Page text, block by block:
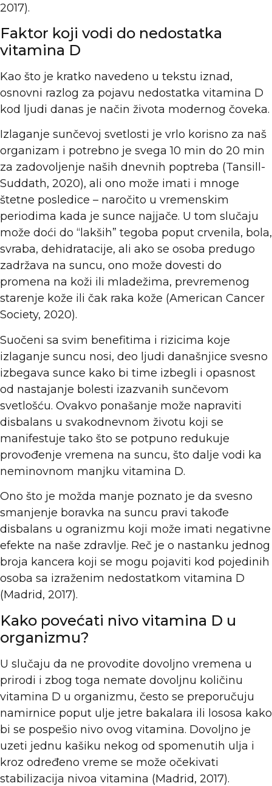
2017).
Faktor koji vodi do nedostatka
vitamina D
Kao što je kratko navedeno u tekstu iznad,
osnovni razlog za pojavu nedostatka vitamina D
kod ljudi danas je način života modernog čoveka.
Izlaganje sunčevoj svetlosti je vrlo korisno za naš
organizam i potrebno je svega 10 min do 20 min
za zadovoljenje naših dnevnih poptreba (Tansill-
Suddath, 2020), ali ono može imati i mnoge
štetne posledice – naročito u vremenskim
periodima kada je sunce najjače. U tom slučaju
može doći do “lakših” tegoba poput crvenila, bola,
svraba, dehidratacije, ali ako se osoba predugo
zadržava na suncu, ono može dovesti do
promena na koži ili mladežima, prevremenog
starenje kože ili čak raka kože (American Cancer
Society, 2020).
Suočeni sa svim benefitima i rizicima koje
izlaganje suncu nosi, deo ljudi današnjice svesno
izbegava sunce kako bi time izbegli i opasnost
od nastajanje bolesti izazvanih sunčevom
svetlošću. Ovakvo ponašanje može napraviti
disbalans u svakodnevnom životu koji se
manifestuje tako što se potpuno redukuje
provođenje vremena na suncu, što dalje vodi ka
neminovnom manjku vitamina D.
Ono što je možda manje poznato je da svesno
smanjenje boravka na suncu pravi takođe
disbalans u ogranizmu koji može imati negativne
efekte na naše zdravlje. Reč je o nastanku jednog
broja kancera koji se mogu pojaviti kod pojedinih
osoba sa izraženim nedostatkom vitamina D
(Madrid, 2017).
Kako povećati nivo vitamina D u
organizmu?
U slučaju da ne provodite dovoljno vremena u
prirodi i zbog toga nemate dovoljnu količinu
vitamina D u organizmu, često se preporučuju
namirnice poput ulje jetre bakalara ili lososa kako
bi se pospešio nivo ovog vitamina. Dovoljno je
uzeti jednu kašiku nekog od spomenutih ulja i
kroz određeno vreme se može očekivati
stabilizacija nivoa vitamina (Madrid, 2017).